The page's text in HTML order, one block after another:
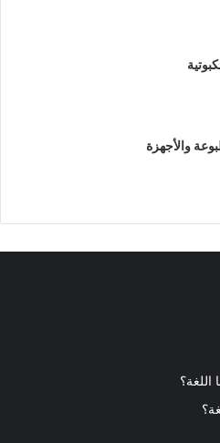
والأجهزة
اللغة؟